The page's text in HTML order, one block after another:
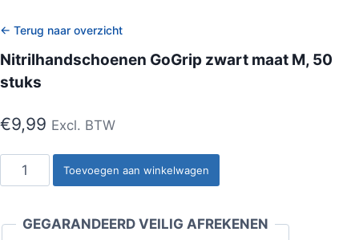
← Terug naar overzicht
Nitrilhandschoenen GoGrip zwart maat M, 50
stuks
€9,99 Excl. BTW
Nitrilhandschoenen
GoGrip
maat
Toevoegen aan winkelwagen
GEGARANDEERD VEILIG AFREKENEN